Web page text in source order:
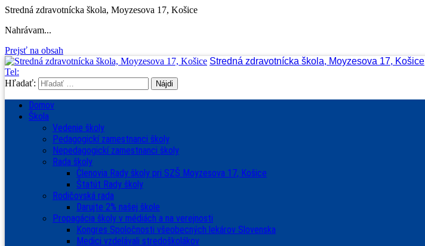
Stredná zdravotnícka škola, Moyzesova 17, Košice
Nahrávam...
Prejsť na obsah
Stredná zdravotnícka škola, Moyzesova 17, Košice
Tel:
Hľadať:
Domov
Škola
Vedenie školy
Pedagogickí zamestnanci školy
Nepedagogickí zamestnanci školy
Rada školy
Členovia Rady školy pri SZŠ Moyzesova 17, Košice
Štatút Rady školy
Rodičovská rada
Darujte 2% našej škole
Propagácia školy v médiách a na verejnosti
Kongres Spoločnosti všeobecných lekárov Slovenska
Medici vzdelávali stredoškolákov